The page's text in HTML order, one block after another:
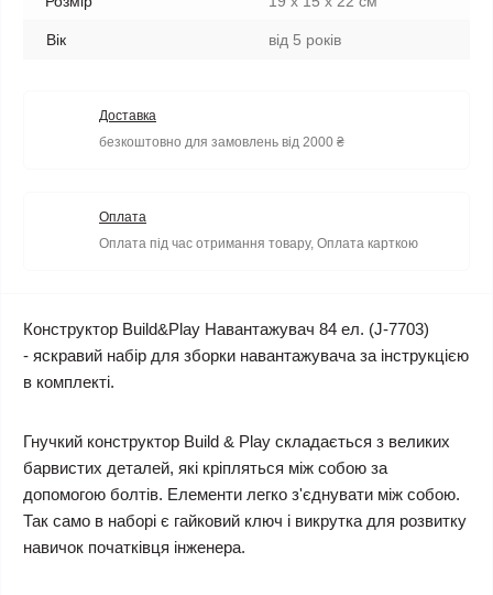
Вік від 5 років
Доставка
безкоштовно для замовлень від 2000 ₴
Оплата
Оплата під час отримання товару, Оплата карткою
Конструктор Build&Play Навантажувач 84 ел. (J-7703)
- яскравий набір для зборки навантажувача за інструкцією
в комплекті.
Гнучкий конструктор Build & Play складається з великих
барвистих деталей, які кріпляться між собою за
допомогою болтів. Елементи легко з'єднувати між собою.
Так само в наборі є гайковий ключ і викрутка для розвитку
навичок початківця інженера.